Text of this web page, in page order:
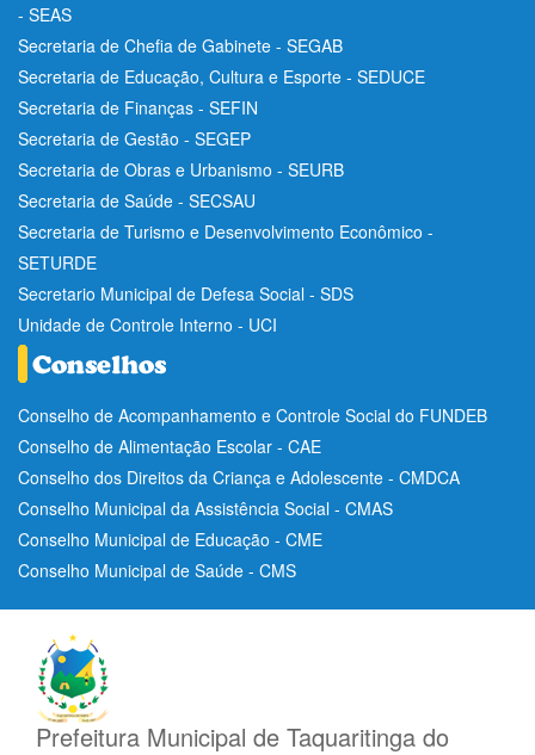
- SEAS
Secretaria de Chefia de Gabinete - SEGAB
Secretaria de Educação, Cultura e Esporte - SEDUCE
Secretaria de Finanças - SEFIN
Secretaria de Gestão - SEGEP
Secretaria de Obras e Urbanismo - SEURB
Secretaria de Saúde - SECSAU
Secretaria de Turismo e Desenvolvimento Econômico -
SETURDE
Secretario Municipal de Defesa Social - SDS
Unidade de Controle Interno - UCI
Conselho de Acompanhamento e Controle Social do FUNDEB
Conselho de Alimentação Escolar - CAE
Conselho dos Direitos da Criança e Adolescente - CMDCA
Conselho Municipal da Assistência Social - CMAS
Conselho Municipal de Educação - CME
Conselho Municipal de Saúde - CMS
Prefeitura Municipal de Taquaritinga do